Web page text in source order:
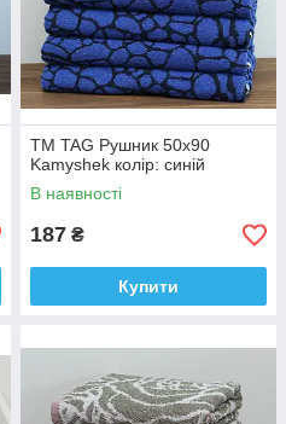
ТМ TAG Рушник 50х90
Kamyshek колір: синій
В наявності
187 ₴
Купити